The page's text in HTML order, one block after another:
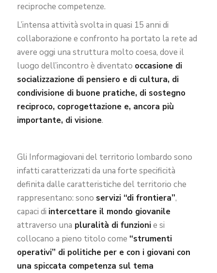
reciproche competenze.
L’intensa attività svolta in quasi 15 anni di
collaborazione e confronto ha portato la rete ad
avere oggi una struttura molto coesa, dove il
luogo dell’incontro è diventato occasione di
socializzazione di pensiero e di cultura, di
condivisione di buone pratiche, di sostegno
reciproco, coprogettazione e, ancora più
importante, di visione.
Gli Informagiovani del territorio lombardo sono
infatti caratterizzati da una forte specificità
definita dalle caratteristiche del territorio che
rappresentano: sono servizi “di frontiera”,
capaci di intercettare il mondo giovanile
attraverso una pluralità di funzionie si
collocano a pieno titolo come “strumenti
operativi” di politiche per e con i giovani con
una spiccata competenza sul tema